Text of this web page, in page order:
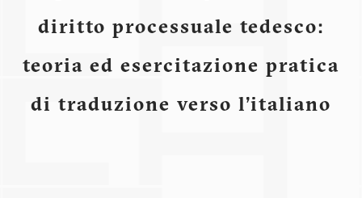
diritto processuale tedesco:
teoria ed esercitazione pratica
di traduzione verso l’italiano